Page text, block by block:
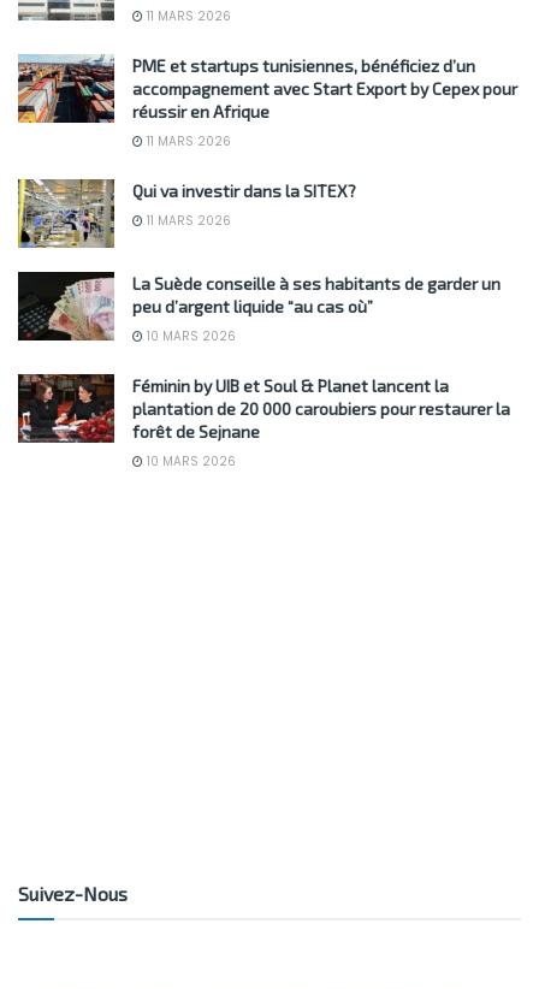
11 MARS 2026
PME et startups tunisiennes, bénéficiez d’un
accompagnement avec Start Export by Cepex pour
réussir en Afrique
11 MARS 2026
Qui va investir dans la SITEX?
11 MARS 2026
La Suède conseille à ses habitants de garder un
peu d’argent liquide “au cas où”
10 MARS 2026
Féminin by UIB et Soul & Planet lancent la
plantation de 20 000 caroubiers pour restaurer la
forêt de Sejnane
10 MARS 2026
Suivez-Nous